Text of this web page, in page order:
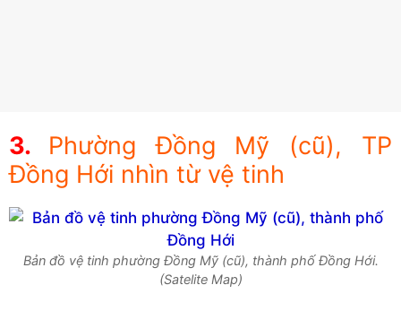
Phường Đồng Mỹ (cũ), TP
Đồng Hới nhìn từ vệ tinh
Bản đồ vệ tinh phường Đồng Mỹ (cũ), thành phố Đồng Hới.
(Satelite Map)